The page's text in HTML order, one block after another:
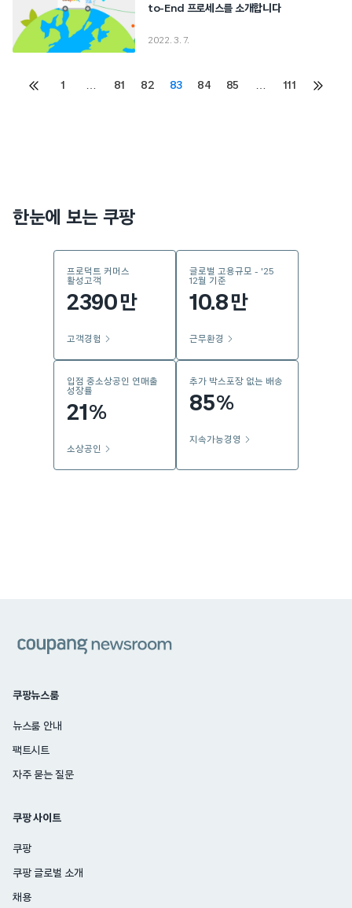
to-End 프로세스를 소개합니다
2022. 3. 7.
Posts
이전
1 … 81 82 83 84 85 … 111
다음
한눈에 보는 쿠팡
프로덕트 커머스
활성고객
2390만
고객경험
글로벌 고용규모 - '25
12월 기준
10.8만
근무환경
입점 중소상공인 연매출
성장률
21 %
소상공인
추가 박스포장 없는 배송
85%
지속가능경영
쿠팡뉴스룸
뉴스룸 안내
팩트시트
자주 묻는 질문
쿠팡 사이트
쿠팡
쿠팡 글로벌 소개
채용